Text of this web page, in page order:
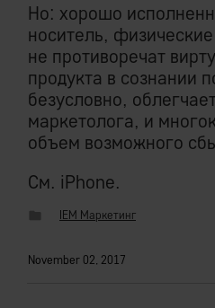
Но: хорошо
носитель,
не противоречат
продукта в сознании
безусловно,
маркетолога, и
объем возможного
См. iPhone.
IEM Маркетинг
November 02, 2017